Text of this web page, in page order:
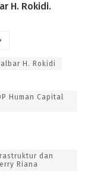
H. Rokidi.
H. Rokidi
Human Capital
dan
Riana